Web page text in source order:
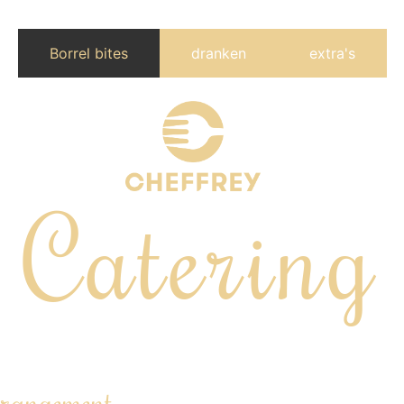
Borrel bites dranken extra's
Catering
Geheel verzorgde catering inclusief privé chef